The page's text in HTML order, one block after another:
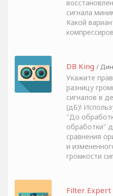
сигнала
Какой
DB King /
Укажите
разницу
сигналов в
(дБ)!
"До
обработки"
сравнения
и
громкости
Filter Expert